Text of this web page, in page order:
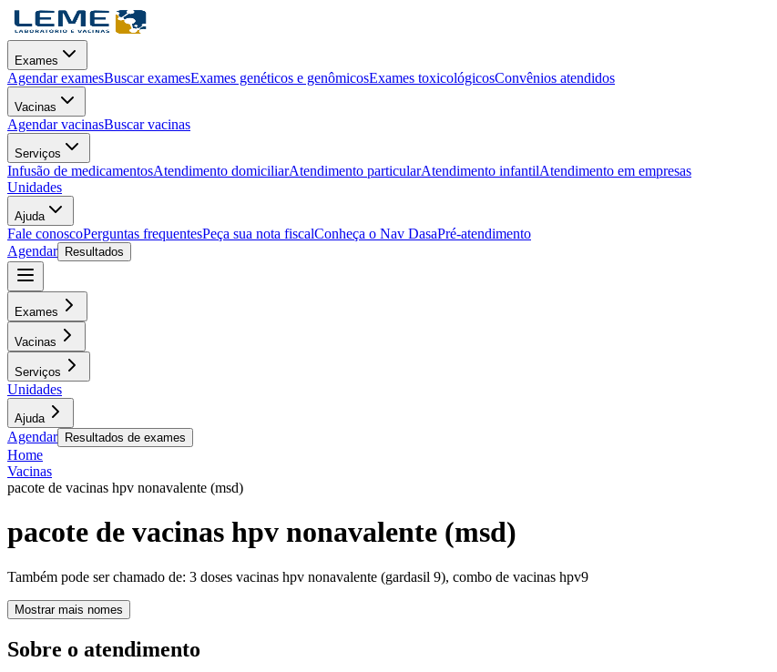
Exames
Agendar examesBuscar examesExames genéticos e genômicosExames toxicológicosConvênios atendidos
Vacinas
Agendar vacinasBuscar vacinas
Serviços
Infusão de medicamentosAtendimento domiciliarAtendimento particularAtendimento infantilAtendimento em empresas
Unidades
Ajuda
Fale conoscoPerguntas frequentesPeça sua nota fiscalConheça o Nav DasaPré-atendimento
Agendar
Resultados
Exames
Vacinas
Serviços
Unidades
Ajuda
Agendar Resultados de exames
Home
Vacinas
pacote de vacinas hpv nonavalente (msd)
pacote de vacinas hpv nonavalente (msd)
Também pode ser chamado de: 3 doses vacinas hpv nonavalente (gardasil 9), combo de vacinas hpv9
Mostrar mais nomes
Sobre o atendimento